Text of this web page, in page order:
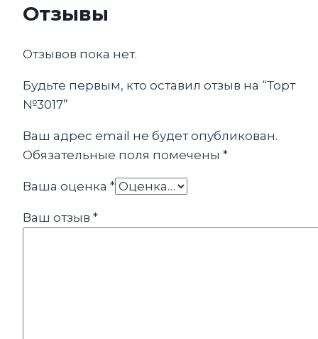
Отзывы
Отзывов пока нет.
Будьте первым, кто оставил отзыв на “Торт
№3017”
Ваш адрес email не будет опубликован.
Обязательные поля помечены *
Ваша оценка *
Ваш отзыв *